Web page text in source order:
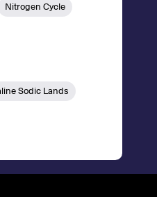
Nitrogen Cycle
Sodic Lands